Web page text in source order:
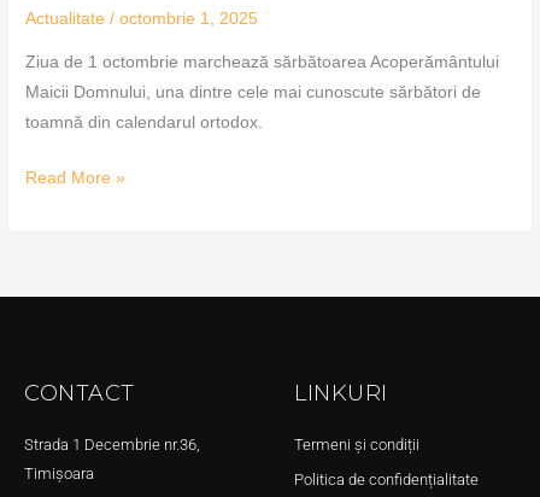
Actualitate /octombrie 1, 2025
Ziua de 1 octombrie marchează sărbătoarea Acoperământului
Maicii Domnului, una dintre cele mai cunoscute sărbători de
toamnă din calendarul ortodox.
Read More »
CONTACT
Strada 1 Decembrie nr.36,
Timișoara
LINKURI
Termeni și condiții
Politica de confidențialitate